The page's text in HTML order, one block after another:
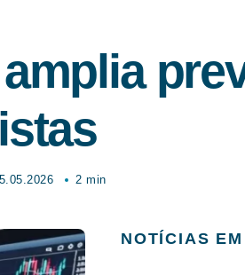
2 min
NOTÍCIAS